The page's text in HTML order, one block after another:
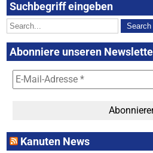
Suchbegriff eingeben
Abonniere unseren
Kanuten News